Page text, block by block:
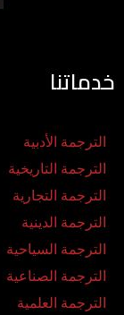
خدماتنا
الترجمة الأدبية
الترجمة التاريخية
الترجمة التجارية
الترجمة الدينية
الترجمة السياحية
الترجمة الصناعية
الترجمة العلمية